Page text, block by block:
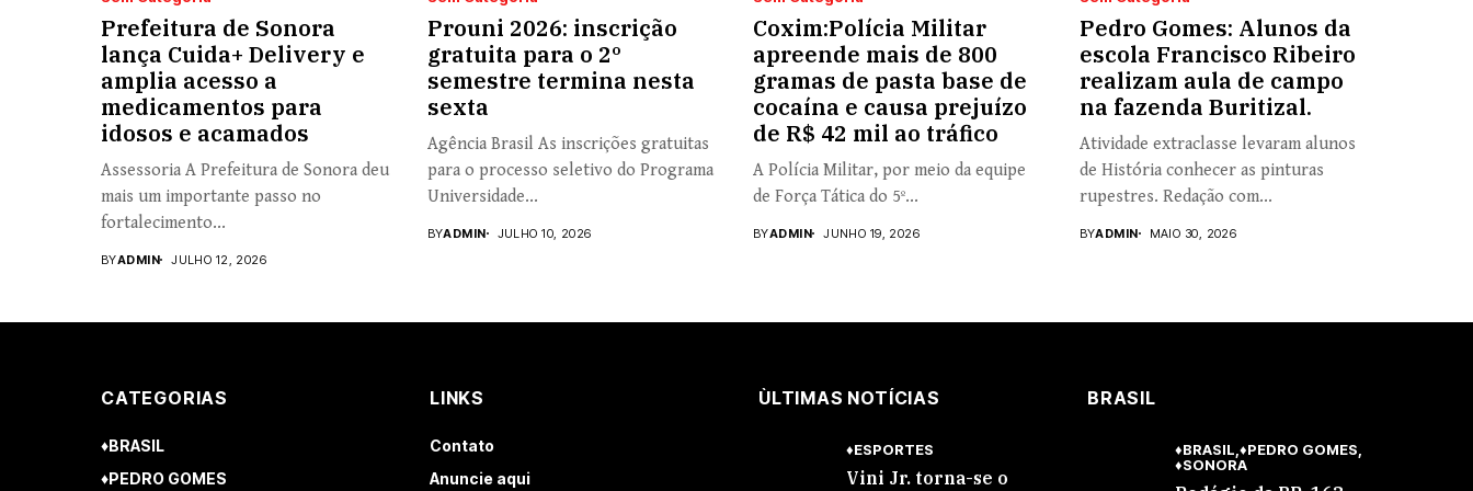
Prefeitura de Sonora
lança Cuida+ Delivery e
amplia acesso a
medicamentos para
idosos e acamados
Assessoria A Prefeitura de Sonora deu
mais um importante passo no
fortalecimento...
BYADMIN JULHO 12, 2026
Prouni 2026: inscrição
gratuita para o 2º
semestre termina nesta
sexta
Agência Brasil As inscrições gratuitas
para o processo seletivo do Programa
Universidade...
BYADMIN JULHO 10, 2026
Coxim:Polícia Militar
apreende mais de 800
gramas de pasta base de
cocaína e causa prejuízo
de R$ 42 mil ao tráfico
A Polícia Militar, por meio da equipe
de Força Tática do 5º...
BYADMIN JUNHO 19, 2026
Pedro Gomes: Alunos da
escola Francisco Ribeiro
realizam aula de campo
na fazenda Buritizal.
Atividade extraclasse levaram alunos
de História conhecer as pinturas
rupestres. Redação com...
BYADMIN MAIO 30, 2026
CATEGORIAS
♦BRASIL
♦PEDRO GOMES
LINKS
Contato
Anuncie aqui
ÙLTIMAS NOTÍCIAS
♦ESPORTES
Vini Jr. torna-se o
BRASIL
♦BRASIL ♦PEDRO GOMES
♦SONORA